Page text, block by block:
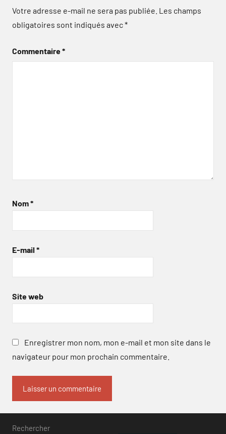
Votre adresse e-mail ne sera pas publiée. Les champs
obligatoires sont indiqués avec*
Commentaire*
Nom*
E-mail *
Site web
Enregistrer mon nom, mon e-mail et mon site dans le
navigateur pour mon prochain commentaire.
Rechercher